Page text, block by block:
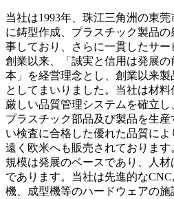
当社は1993年、珠江三角洲の東
に鋳型作成、プラスチック製品
事しており、さらに一貫したサー
創業以来、「誠実と信用は発展
本」を経営理念とし、創業以来
としてまいりました。当社は材
厳しい品質管理システムを確立し
プラスチック部品及び製品を生
い検査に合格した優れた品質に
遠く欧米へも販売されております
規模は発展のベースであり、人
であります。当社は先進的な
機、成型機等のハードウェアの